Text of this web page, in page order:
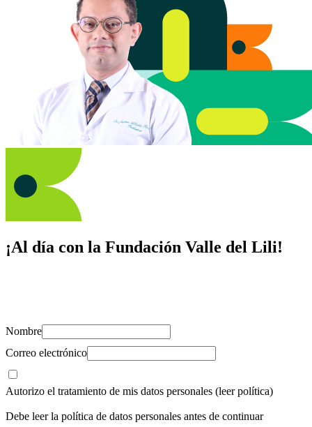
¡Al día con la Fundación Valle del Lili!
Nombre
Correo electrónico
Autorizo el tratamiento de mis datos personales (leer política)
Debe leer la política de datos personales antes de continuar